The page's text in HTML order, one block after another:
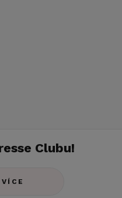
Clubu!